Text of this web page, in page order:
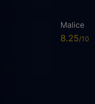
Malice
8.25